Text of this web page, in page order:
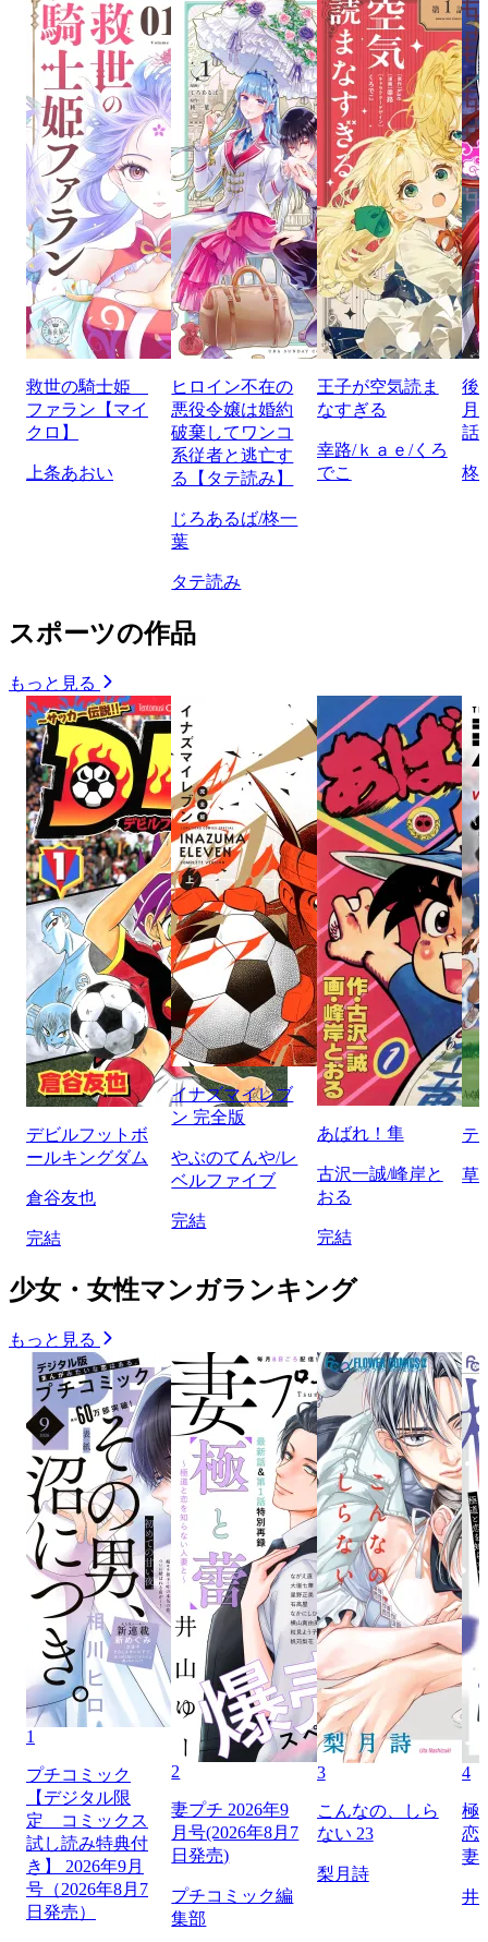
救世の騎士姫
ファラン【マイ
クロ】
上条あおい
ヒロイン不在の
悪役令嬢は婚約
破棄してワンコ
系従者と逃亡す
る【タテ読み】
じろあるば/柊一
葉
タテ読み
王子が空気読ま
なすぎる
幸路/ｋａｅ/くろ
でこ
後
月
話
柊
スポーツの作品
もっと見る
デビルフットボ
ールキングダム
倉谷友也
完結
イナズマイレブ
ン 完全版
やぶのてんや/レ
ベルファイブ
完結
あばれ！隼
古沢一誠/峰岸と
おる
完結
テ
草
少女・女性マンガランキング
もっと見る
1
プチコミック
【デジタル限
定 コミックス
試し読み特典付
き】 2026年9月
号（2026年8月7
日発売）
2
妻プチ 2026年9
月号(2026年8月7
日発売)
プチコミック編
集部
3
こんなの、しら
ない 23
梨月詩
4
極
恋
妻
井